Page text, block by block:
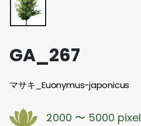
GA_267
マサキ_Euonymus-japonicus
2000 〜 5000 pixel